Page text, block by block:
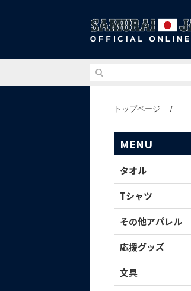
トップページ /
MENU
タオル
Tシャツ
その他アパレル
応援グッズ
文具